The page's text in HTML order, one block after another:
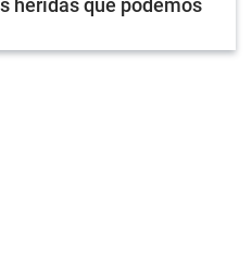
heridas que podemos